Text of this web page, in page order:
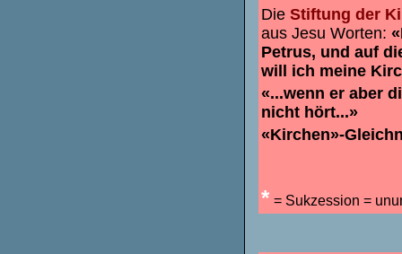
Die Stiftung der
aus Jesu Worten:
Petrus, und auf
will ich meine
«...wenn er aber
nicht hört...»
«Kirchen»-
* = Sukzession =